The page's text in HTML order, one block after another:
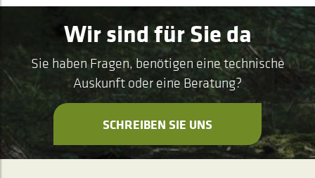
Wir sind für Sie da
Sie haben Fragen, benötigen eine technische
Auskunft oder eine Beratung?
SCHREIBEN SIE UNS